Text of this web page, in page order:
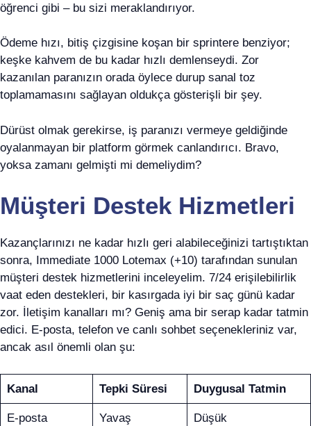
öğrenci gibi – bu sizi meraklandırıyor.
Ödeme hızı, bitiş çizgisine koşan bir sprintere benziyor;
keşke kahvem de bu kadar hızlı demlenseydi. Zor
kazanılan paranızın orada öylece durup sanal toz
toplamamasını sağlayan oldukça gösterişli bir şey.
Dürüst olmak gerekirse, iş paranızı vermeye geldiğinde
oyalanmayan bir platform görmek canlandırıcı. Bravo,
yoksa zamanı gelmişti mi demeliydim?
Müşteri Destek Hizmetleri
Kazançlarınızı ne kadar hızlı geri alabileceğinizi tartıştıktan
sonra, Immediate 1000 Lotemax (+10) tarafından sunulan
müşteri destek hizmetlerini inceleyelim. 7/24 erişilebilirlik
vaat eden destekleri, bir kasırgada iyi bir saç günü kadar
zor. İletişim kanalları mı? Geniş ama bir serap kadar tatmin
edici. E-posta, telefon ve canlı sohbet seçenekleriniz var,
ancak asıl önemli olan şu:
Kanal Tepki Süresi Duygusal Tatmin
E-posta Yavaş Düşük